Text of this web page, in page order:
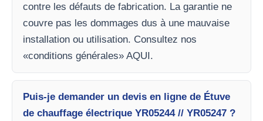
contre les défauts de fabrication. La garantie ne
couvre pas les dommages dus à une mauvaise
installation ou utilisation. Consultez nos
«conditions générales» AQUI.
Puis-je demander un devis en ligne de Étuve
de chauffage électrique YR05244 // YR05247 ?